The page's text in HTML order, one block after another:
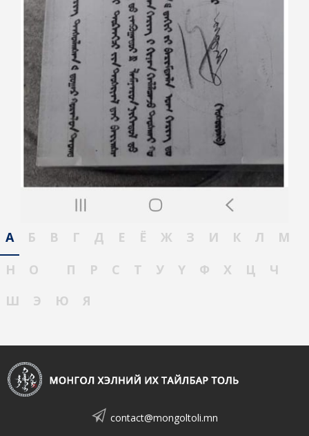
А Б В Г Д Е Ё Ж З И К Л
М
Н
О П Р С Т У Ү Ф Х Ц
Ч
Ш
Э Ю Я
contact@mongoltoli.mn